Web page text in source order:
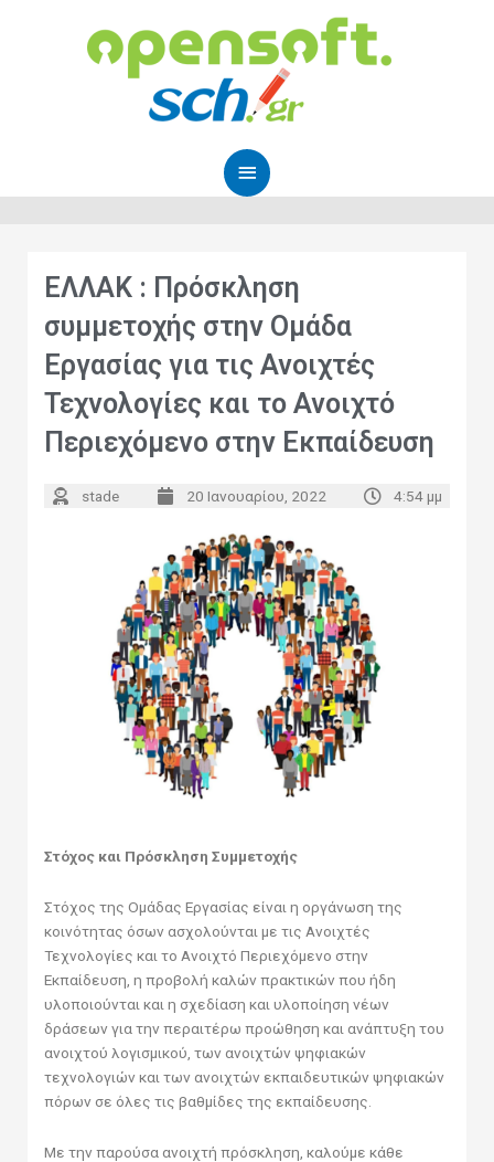
περιεχόμενο
Μενού
ΕΛΛΑΚ : Πρόσκληση
συμμετοχής στην Ομάδα
Εργασίας για τις Ανοιχτές
Τεχνολογίες και το Ανοιχτό
Περιεχόμενο στην Εκπαίδευση
stade 20 Ιανουαρίου, 2022 4:54 μμ
Στόχος και Πρόσκληση Συμμετοχής
Στόχος της Ομάδας Εργασίας είναι η οργάνωση της
κοινότητας όσων ασχολούνται με τις Ανοιχτές
Τεχνολογίες και το Ανοιχτό Περιεχόμενο στην
Εκπαίδευση, η προβολή καλών πρακτικών που ήδη
υλοποιούνται και η σχεδίαση και υλοποίηση νέων
δράσεων για την περαιτέρω προώθηση και ανάπτυξη του
ανοιχτού λογισμικού, των ανοιχτών ψηφιακών
τεχνολογιών και των ανοιχτών εκπαιδευτικών ψηφιακών
πόρων σε όλες τις βαθμίδες της εκπαίδευσης.
Με την παρούσα ανοιχτή πρόσκληση, καλούμε κάθε